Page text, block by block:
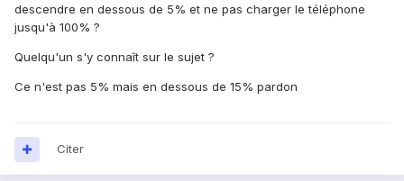
descendre en dessous de 5% et ne pas charger le téléphone
jusqu'à 100% ?
Quelqu'un s'y connaît sur le sujet ?
Ce n'est pas 5% mais en dessous de 15% pardon
Citer